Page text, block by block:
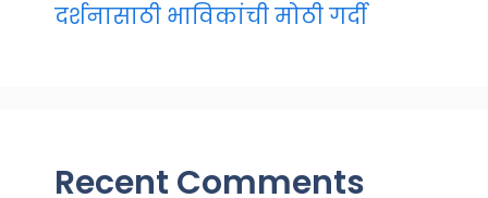
दर्शनासाठी भाविकांची मोठी गर्दी
Recent Comments